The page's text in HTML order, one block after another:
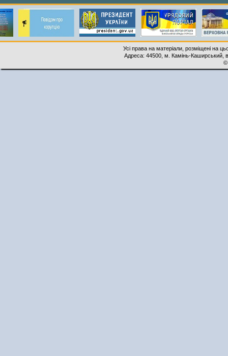
Усі права на матеріали, розміщені на
Адреса: 44500, м. Камінь-Каширський,
©